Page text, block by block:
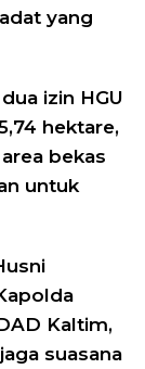
yang
izin HGU
hektare,
bekas
untuk
Kaltim,
suasana